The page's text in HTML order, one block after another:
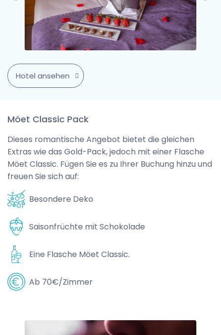
Hotel ansehen
Möet Classic Pack
Dieses romantische Angebot bietet die gleichen
Extras wie das Gold-Pack, jedoch mit einer Flasche
Möet Classic. Fügen Sie es zu Ihrer Buchung hinzu und
freuen Sie sich auf:
Besondere Deko
Saisonfrüchte mit Schokolade
Eine Flasche Möet Classic.
Ab 70€/Zimmer